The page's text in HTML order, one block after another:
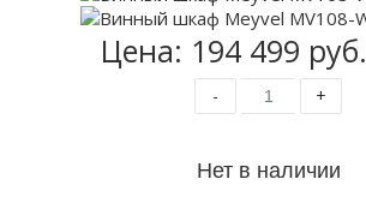
Цена: 194 499 руб.
- +